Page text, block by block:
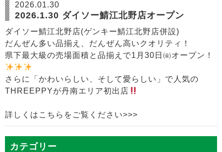
2026.01.30
2026.1.30 ダイソー鯖江北野店オープン
ダイソー鯖江北野店(ゲンキー鯖江北野店併設)
だんぜん多い品揃え、だんぜん高いクオリティ！
県下最大級の売場面積と品揃えで1月30日㈮オープン！
さらに「かわいらしい、そして愛らしい」で人気の
THREEPPYが丹南エリア初出店
詳しくはこちらをご覧ください>>>
カテゴリー